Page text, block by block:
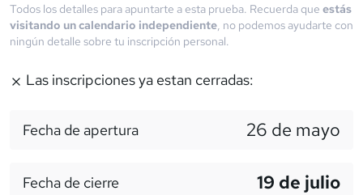
Todos los detalles para apuntarte a esta prueba. Recuerda que estás
visitando un calendario independiente, no podemos ayudarte con
ningún detalle sobre tu inscripción personal.
Las inscripciones ya estan cerradas:
Fecha de apertura 26 de mayo
Fecha de cierre 19 de julio